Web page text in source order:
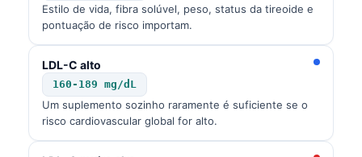
Estilo de vida, fibra solúvel, peso, status da tireoide e
pontuação de risco importam.
LDL-C alto
160-189 mg/dL
Um suplemento sozinho raramente é suficiente se o
risco cardiovascular global for alto.